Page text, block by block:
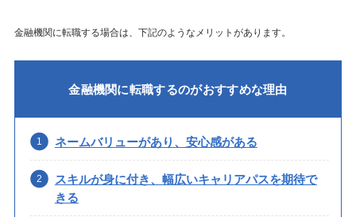
金融機関に転職する場合は、下記のようなメリットがあります。
金融機関に転職するのがおすすめな理由
ネームバリューがあり、安心感がある
スキルが身に付き、幅広いキャリアパスを期待で
きる